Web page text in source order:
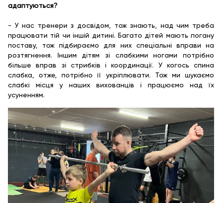
адаптуються?
- У нас тренери з досвідом, тож знають, над чим треба
працювати тій чи іншій дитині. Багато дітей мають погану
поставу, тож підбираємо для них спеціальні вправи на
розтягнення. Іншим дітям зі слабкими ногами потрібно
більше вправ зі стрибків і координації. У когось спина
слабка, отже, потрібно її укріплювати. Тож ми шукаємо
слабкі місця у наших вихованців і працюємо над їх
усуненням.